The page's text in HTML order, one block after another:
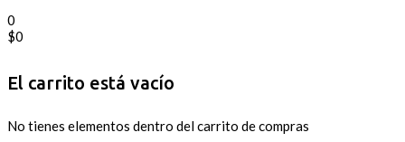
0
$0
El carrito está vacío
No tienes elementos dentro del carrito de compras